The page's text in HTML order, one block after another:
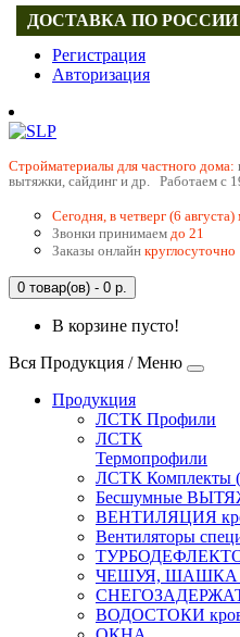
Регистрация
Авторизация
Cтройматериалы для частного дома:
вытяжки, сайдинг и др. Работаем с
Сегодня, в четверг (6
Звонки принимаем до 21
Заказы онлайн круглосуточно
0 товар(ов) - 0 р.
В корзине пусто!
Вся Продукция / Меню
Продукция
ЛСТК Профили
ЛСТК
Термопрофили
ЛСТК Комплекты
Бесшумные
ВЕНТИЛЯЦИЯ
Вентиляторы
ЧЕШУЯ, ШАШКА
ВОДОСТОКИ
ДОСТАВКА ПО РОССИИ